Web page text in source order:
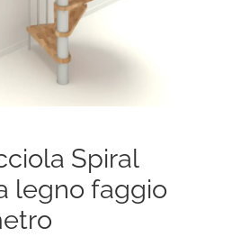
Spiral
legno faggio